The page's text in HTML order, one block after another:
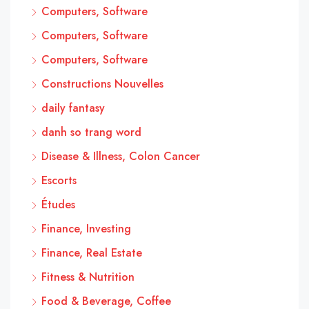
Computers, Software
Computers, Software
Computers, Software
Constructions Nouvelles
daily fantasy
danh so trang word
Disease & Illness, Colon Cancer
Escorts
Études
Finance, Investing
Finance, Real Estate
Fitness & Nutrition
Food & Beverage, Coffee